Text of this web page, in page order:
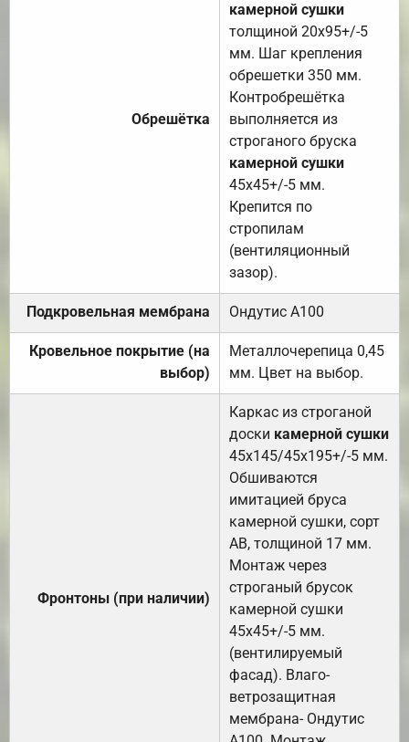
Обрешётка
камерной сушки
толщиной 20х95+/-5
мм. Шаг крепления
обрешетки 350 мм.
Контробрешётка
выполняется из
строганого бруска
камерной сушки
45х45+/-5 мм.
Крепится по
стропилам
(вентиляционный
зазор).
Подкровельная мембрана Ондутис А100
Кровельное покрытие (на
выбор)
Металлочерепица 0,45
мм. Цвет на выбор.
Фронтоны (при наличии)
Каркас из строганой
доски камерной сушки
45х145/45х195+/-5 мм.
Обшиваются
имитацией бруса
камерной сушки, сорт
АВ, толщиной 17 мм.
Монтаж через
строганый брусок
камерной сушки
45х45+/-5 мм.
(вентилируемый
фасад). Влаго-
ветрозащитная
мембрана- Ондутис